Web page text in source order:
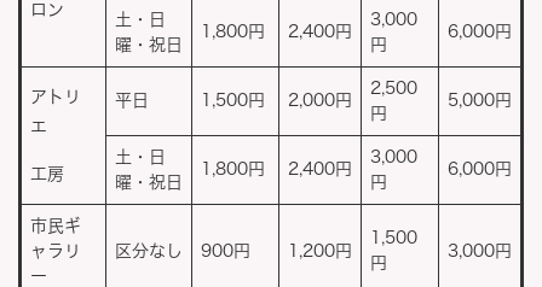
ロン
土・日
曜・祝日
1,800円 2,400円
3,000
円
6,000円
アトリ
エ
工房
平日 1,500円 2,000円
2,500
円
5,000円
土・日
曜・祝日
1,800円 2,400円
3,000
円
6,000円
市民ギ
ャラリ
ー
区分なし 900円 1,200円
1,500
円
3,000円